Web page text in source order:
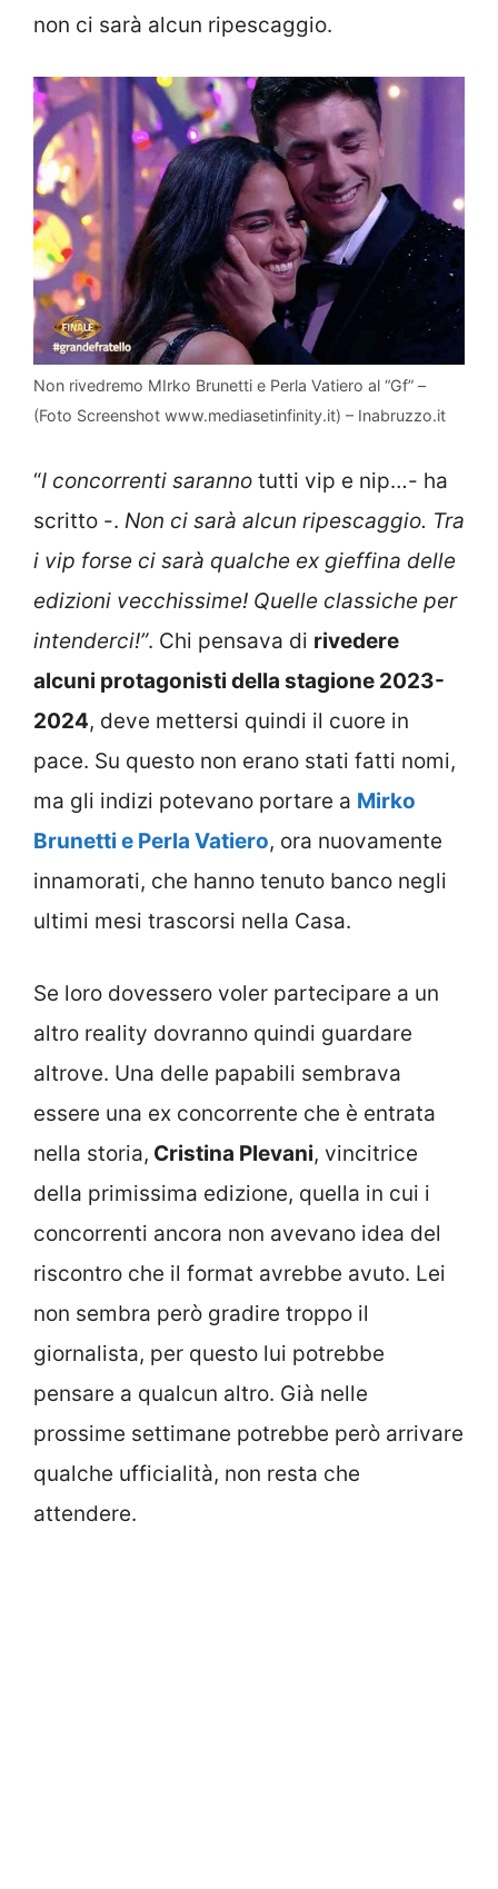
non ci sarà alcun ripescaggio.
Non rivedremo MIrko Brunetti e Perla Vatiero al “Gf” –
(Foto Screenshot www.mediasetinfinity.it) – Inabruzzo.it
“I concorrenti saranno tutti vip e nip…- ha
scritto -. Non ci sarà alcun ripescaggio. Tra
i vip forse ci sarà qualche ex gieffina delle
edizioni vecchissime! Quelle classiche per
intenderci!”. Chi pensava di rivedere
alcuni protagonisti della stagione 2023-
2024, deve mettersi quindi il cuore in
pace. Su questo non erano stati fatti nomi,
ma gli indizi potevano portare a Mirko
Brunetti e Perla Vatiero, ora nuovamente
innamorati, che hanno tenuto banco negli
ultimi mesi trascorsi nella Casa.
Se loro dovessero voler partecipare a un
altro reality dovranno quindi guardare
altrove. Una delle papabili sembrava
essere una ex concorrente che è entrata
nella storia, Cristina Plevani, vincitrice
della primissima edizione, quella in cui i
concorrenti ancora non avevano idea del
riscontro che il format avrebbe avuto. Lei
non sembra però gradire troppo il
giornalista, per questo lui potrebbe
pensare a qualcun altro. Già nelle
prossime settimane potrebbe però arrivare
qualche ufficialità, non resta che
attendere.